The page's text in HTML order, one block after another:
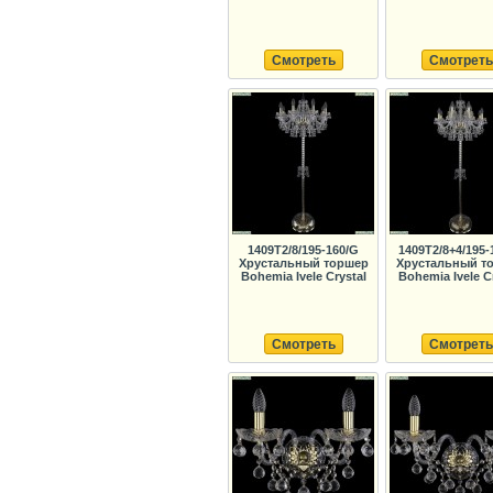
Смотреть Смотреть
1409T2/8/195-160/G
Хрустальный торшер
Bohemia Ivele Crystal
Смотреть
1409T2/8+4/195-
Хрустальный
Bohemia Ivele
Смотреть